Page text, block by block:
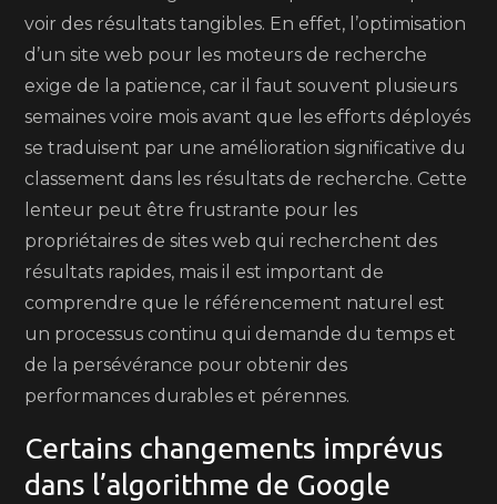
voir des résultats tangibles. En effet, l’optimisation
d’un site web pour les moteurs de recherche
exige de la patience, car il faut souvent plusieurs
semaines voire mois avant que les efforts déployés
se traduisent par une amélioration significative du
classement dans les résultats de recherche. Cette
lenteur peut être frustrante pour les
propriétaires de sites web qui recherchent des
résultats rapides, mais il est important de
comprendre que le référencement naturel est
un processus continu qui demande du temps et
de la persévérance pour obtenir des
performances durables et pérennes.
Certains changements imprévus
dans l’algorithme de Google